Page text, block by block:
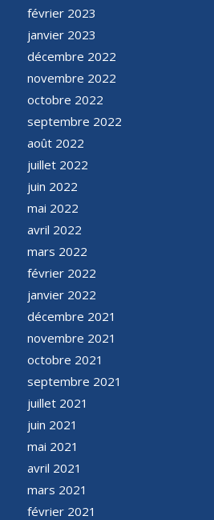
février 2023
janvier 2023
décembre 2022
novembre 2022
octobre 2022
septembre 2022
août 2022
juillet 2022
juin 2022
mai 2022
avril 2022
mars 2022
février 2022
janvier 2022
décembre 2021
novembre 2021
octobre 2021
septembre 2021
juillet 2021
juin 2021
mai 2021
avril 2021
mars 2021
février 2021